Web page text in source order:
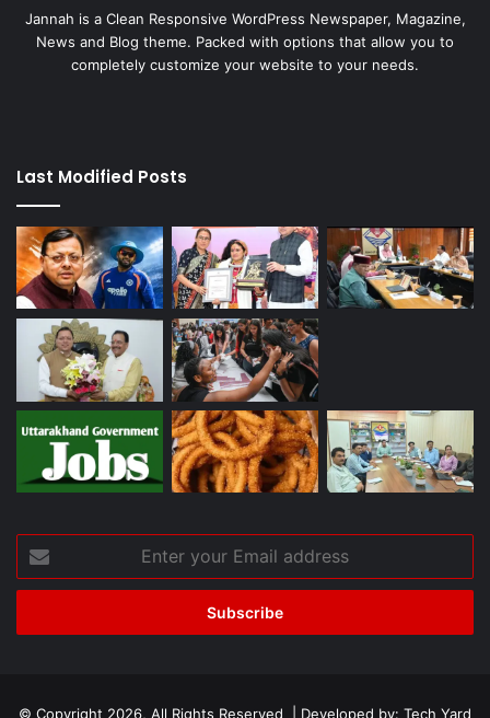
Jannah is a Clean Responsive WordPress Newspaper, Magazine,
News and Blog theme. Packed with options that allow you to
completely customize your website to your needs.
Last Modified Posts
your
Email
© Copyright 2026, All Rights Reserved | Developed by: Tech Yard